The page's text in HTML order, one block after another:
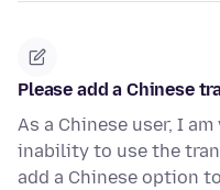
Please add a Chinese
As a Chinese user, I
inability to use the
add a Chinese option